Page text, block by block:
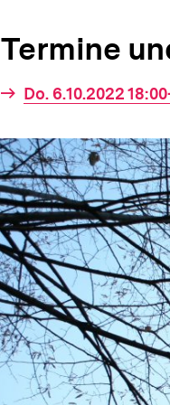
Termine
Interner
Do. 6.10.2022